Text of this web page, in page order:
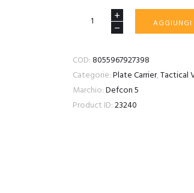
DEFCON
CARRIER
quantità
AGGIUNGI
COD:8055967927398
Categorie:Plate Carrier,Tactical
Marchio:Defcon 5
Product ID:23240